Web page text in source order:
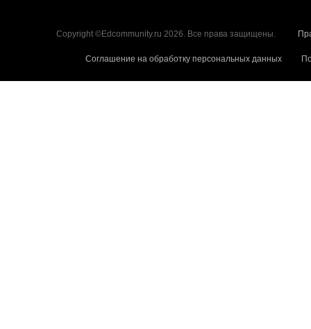
Copyright ©Edcommunity.ru 2026. Все права защищены.
Соглашение на обработку персональных данных